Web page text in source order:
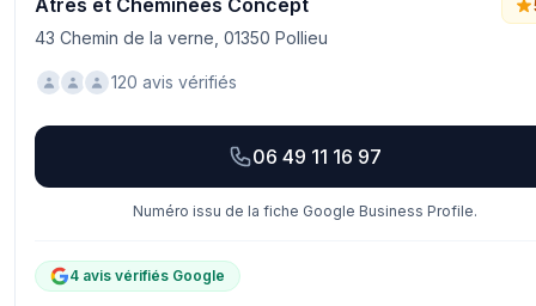
Atres et Cheminées Concept
43 Chemin de la verne, 01350 Pollieu
120 avis vérifiés
06 49 11 16 97
Numéro issu de la fiche Google Business Profile.
4 avis vérifiés Google